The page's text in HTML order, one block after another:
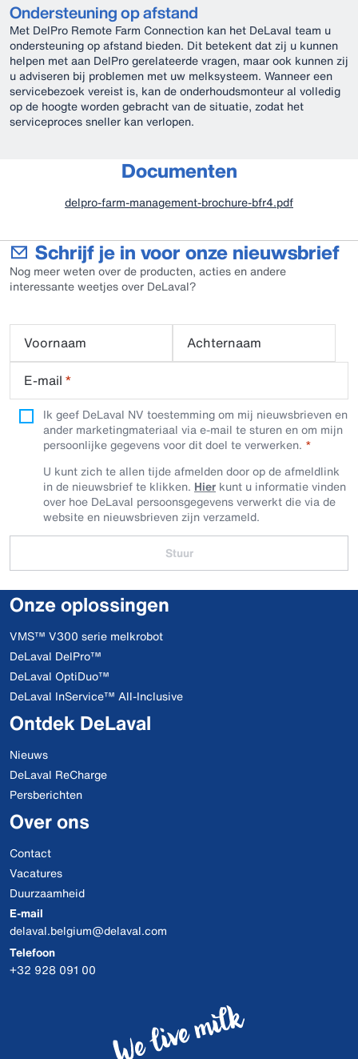
Ondersteuning op afstand
Met DelPro Remote Farm Connection kan het DeLaval team u
ondersteuning op afstand bieden. Dit betekent dat zij u kunnen
helpen met aan DelPro gerelateerde vragen, maar ook kunnen zij
u adviseren bij problemen met uw melksysteem. Wanneer een
servicebezoek vereist is, kan de onderhoudsmonteur al volledig
op de hoogte worden gebracht van de situatie, zodat het
serviceproces sneller kan verlopen.
Documenten
delpro-farm-management-brochure-bfr4.pdf
Schrijf je in voor onze nieuwsbrief
Nog meer weten over de producten, acties en andere
interessante weetjes over DeLaval?
Voornaam
Achternaam
E-mail *
Ik geef DeLaval NV toestemming om mij nieuwsbrieven en
ander marketingmateriaal via e-mail te sturen en om mijn
persoonlijke gegevens voor dit doel te verwerken.
U kunt zich te allen tijde afmelden door op de afmeldlink
in de nieuwsbrief te klikken. Hier kunt u informatie vinden
over hoe DeLaval persoonsgegevens verwerkt die via de
website en nieuwsbrieven zijn verzameld.
Stuur
Onze oplossingen
VMS™ V300 serie melkrobot
DeLaval DelPro™
DeLaval OptiDuo™
DeLaval InService™ All-Inclusive
Ontdek DeLaval
Nieuws
DeLaval ReCharge
Persberichten
Over ons
Contact
Vacatures
Duurzaamheid
E-mail
delaval.belgium@delaval.com
Telefoon
+32 928 091 00